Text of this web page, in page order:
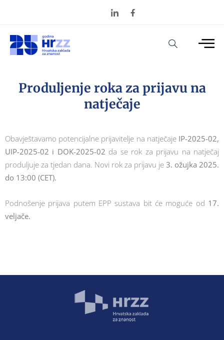
Produljenje roka za prijavu na
natječaje
Obavještavamo potencijalne prijavitelje na natječaje IP-2025-02,
UIP-2025-02 i DOK-2025-02 da se rok za prijavu na natječaj
produljuje za tjedan dana. Novi rok za prijavu je 3. ožujka 2025.
do 13:00 (CET).
Podnošenje prijava putem EPP sustava bit će moguće od 17.
veljače.